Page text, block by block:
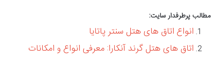
مطالب پرطرفدار سایت:
انواع اتاق های هتل سنتر پاتایا
اتاق های هتل گرند آنکارا: معرفی انواع و امکانات